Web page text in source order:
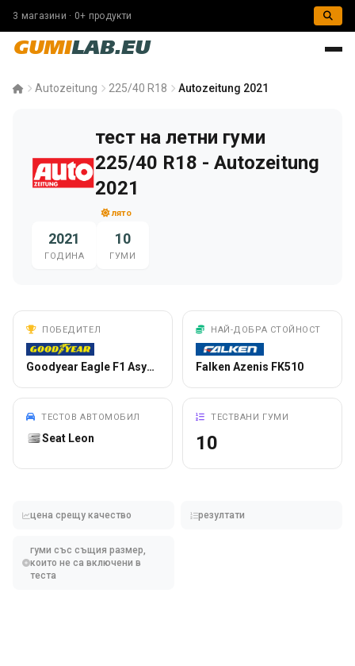
3 магазини · 0+ продукти
GUMILAB.EU
Autozeitung 225/40 R18 Autozeitung 2021
тест на летни гуми
225/40 R18 - Autozeitung
2021
лято
2021
ГОДИНА
10
ГУМИ
ПОБЕДИТЕЛ
Goodyear Eagle F1 Asymmetric 5
НАЙ-ДОБРА СТОЙНОСТ
Falken Azenis FK510
ТЕСТОВ АВТОМОБИЛ
Seat Leon
ТЕСТВАНИ ГУМИ
10
цена срещу качество резултати
гуми със същия размер,
които не са включени в
теста